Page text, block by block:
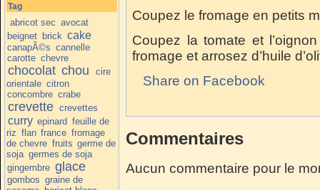
Tag
abricot sec avocat
beignet brick cake
canapÃ©s cannelle
carotte chevre
chocolat chou
cire
orientale citron
concombre crabe
crevette crevettes
curry epinard feuille de
riz flan france fromage
de chevre fruits germe de
soja germes de soja
gingembre glace
gombos graine de
Coupez le fromage en petits
Coupez la tomate et
fromage et arrosez d’huile
Share on Facebook
Commentaires
Aucun commentaire pour le